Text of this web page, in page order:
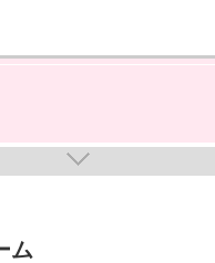
ム